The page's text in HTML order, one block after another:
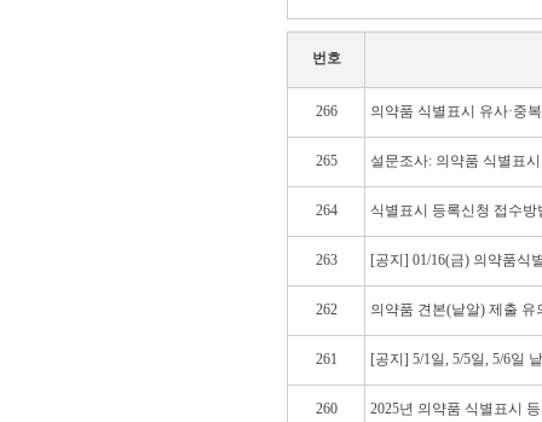
번호
266 의약품 식별표시 유사·중
265 설문조사: 의약품 식별표
264 식별표시 등록신청 접수
263 [공지] 01/16(금) 의약품식
262 의약품 견본(낱알) 제출 유
261 [공지] 5/1일, 5/5일, 5/6일
260 2025년 의약품 식별표시